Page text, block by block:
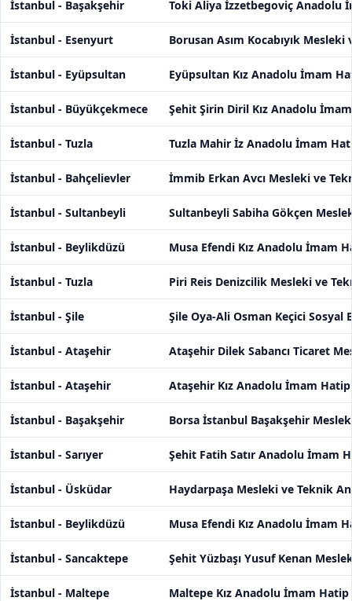
İstanbul - Başakşehir Toki Aliya İzzetbegoviç Anadolu
İstanbul - Esenyurt Borusan Asım Kocabıyık
İstanbul - Eyüpsultan Eyüpsultan Kız Anadolu İmam
İstanbul - Büyükçekmece Şehit Şirin Diril Kız Anadolu
İstanbul - Tuzla Tuzla Mahir İz Anadolu İmam
İstanbul - Bahçelievler İmmib Erkan Avcı Mesleki ve
İstanbul - Sultanbeyli Sultanbeyli Sabiha Gökçen
İstanbul - Beylikdüzü Musa Efendi Kız Anadolu İmam
İstanbul - Tuzla Piri Reis Denizcilik Mesleki ve
İstanbul - Şile Şile Oya-Ali Osman Keçici Sosyal
İstanbul - Ataşehir Ataşehir Dilek Sabancı Ticaret
İstanbul - Ataşehir Ataşehir Kız Anadolu İmam
İstanbul - Başakşehir Borsa İstanbul Başakşehir
İstanbul - Sarıyer Şehit Fatih Satır Anadolu İmam
İstanbul - Üsküdar Haydarpaşa Mesleki ve Teknik
İstanbul - Beylikdüzü Musa Efendi Kız Anadolu İmam
İstanbul - Sancaktepe Şehit Yüzbaşı Yusuf Kenan
İstanbul - Maltepe Maltepe Kız Anadolu İmam Hatip